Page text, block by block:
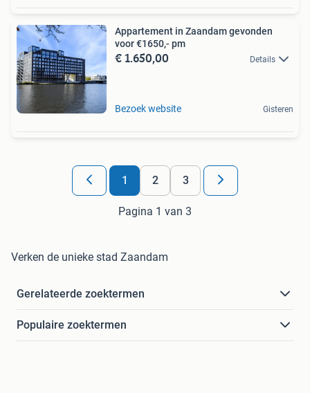
Appartement in Zaandam gevonden
voor €1650,- pm
€ 1.650,00 Details
Bezoek website Gisteren
1 2 3
Pagina 1 van 3
Verken de unieke stad Zaandam
Gerelateerde zoektermen
Populaire zoektermen